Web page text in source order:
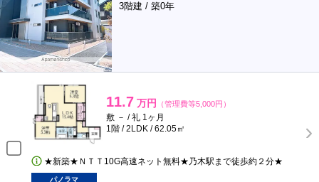
3階建 / 築0年
11.7 万円 （管理費等5,000円）
敷 － / 礼 1ヶ月
1階 / 2LDK / 62.05㎡
★新築★ＮＴＴ10G高速ネット無料★乃木駅まで徒歩約２分★
パノラマ